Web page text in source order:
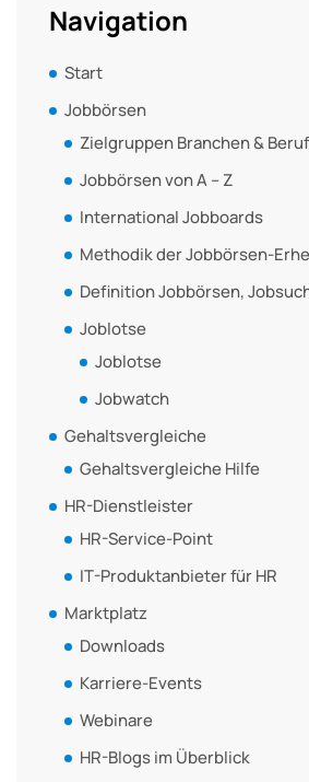
Navigation
Start
Jobbörsen
Zielgruppen Branchen &
Jobbörsen von A – Z
International Jobboards
Methodik der Jobbörsen-
Definition Jobbörsen,
Joblotse
Joblotse
Jobwatch
Gehaltsvergleiche
Gehaltsvergleiche Hilfe
HR-Dienstleister
HR-Service-Point
IT-Produktanbieter für HR
Marktplatz
Downloads
Karriere-Events
Webinare
HR-Blogs im Überblick